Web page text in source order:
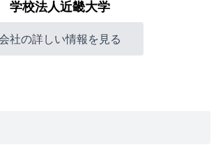
学校法人近畿大学
社の詳しい情報を見る